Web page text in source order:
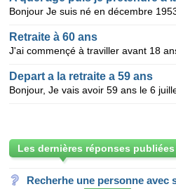
Retraite à 60 ans
Depart a la retraite a 59 ans
Les dernières réponses publiées
Recherhe une personne avec